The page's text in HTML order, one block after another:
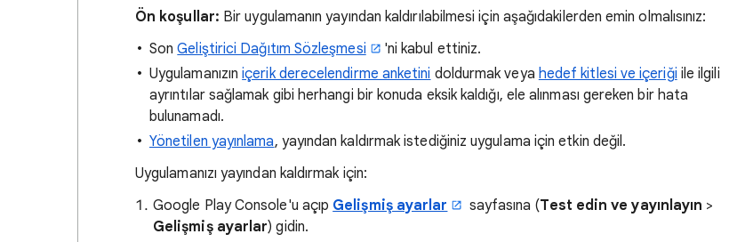
Ön koşullar: Bir uygulamanın yayından kaldırılabilmesi için aşağıdakilerden emin olmalısınız:
SonGeliştirici Dağıtım Sözleşmesi
'ni kabul ettiniz.
Uygulamanızıniçerik derecelendirme anketini doldurmak veya hedef kitlesi ve içeriği ile ilgili
ayrıntılar sağlamak gibi herhangi bir konuda eksik kaldığı, ele alınması gereken bir hata
bulunamadı.
Yönetilen yayınlama, yayından kaldırmak istediğiniz uygulama için etkin değil.
Uygulamanızı yayından kaldırmak için:
Google Play Console'u açıp Gelişmiş ayarlar sayfasına (Test edin ve yayınlayın >
Gelişmiş ayarlar) gidin.